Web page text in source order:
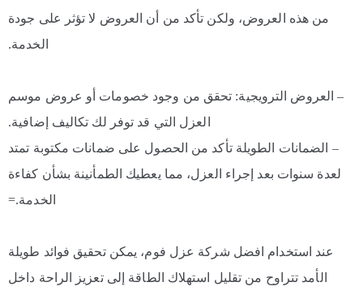
من هذه العروض، ولكن تأكد من أن العروض لا تؤثر على جودة
الخدمة.
– العروض الترويجية: تحقق من وجود خصومات أو عروض موسم
العزل التي قد توفر لك تكاليف إضافية.
– الضمانات الطويلة تأكد من الحصول على ضمانات مكتوبة تمتد
لعدة سنوات بعد إجراء العزل، مما يعطيك الطمأنينة بشأن كفاءة
الخدمة.=
عند استخدام افضل شركة عزل فوم، يمكن تحقيق فوائد طويلة
الأمد تتراوح من تقليل استهلاك الطاقة إلى تعزيز الراحة داخل